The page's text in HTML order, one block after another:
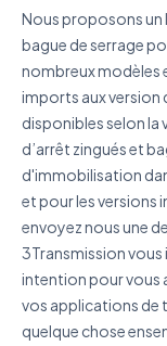
Nous proposons un
bague de serrage
nombreux modèles
imports aux version
disponibles selon la
d’arrêt zingués et
d'immobilisation
et pour les versions
envoyez nous une
3Transmission
intention pour vous
vos applications de
quelque chose
Décrivez votre
J'accepte que
ma demande.
Vos